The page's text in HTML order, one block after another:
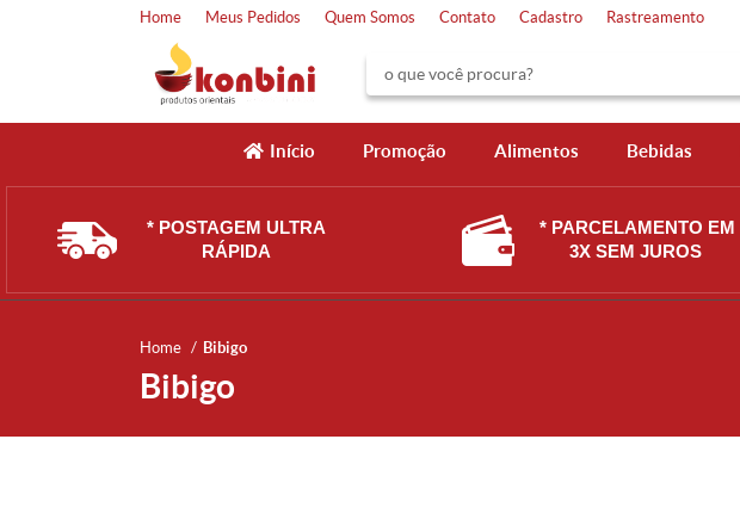
Home Meus Pedidos Quem Somos Contato Cadastro Rastreamento
Início Promoção Alimentos Bebidas
* POSTAGEM ULTRA
RÁPIDA
* PARCELAMENTO EM
3X SEM JUROS
Home Bibigo
Bibigo